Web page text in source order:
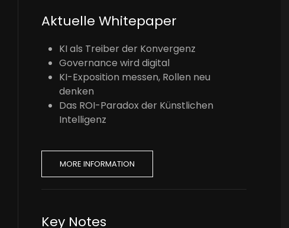
Aktuelle Whitepaper
KI als Treiber der Konvergenz
Governance wird digital
KI-Exposition messen, Rollen neu
denken
Das ROI-Paradox der Künstlichen
Intelligenz
MORE INFORMATION
Key Notes